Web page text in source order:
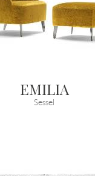
EMILIA
Sessel